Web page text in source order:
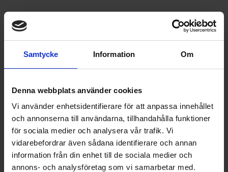
Samtycke Information Om
Denna webbplats använder cookies
Vi använder enhetsidentifierare för att anpassa innehållet
och annonserna till användarna, tillhandahålla funktioner
för sociala medier och analysera vår trafik. Vi
vidarebefordrar även sådana identifierare och annan
information från din enhet till de sociala medier och
annons- och analysföretag som vi samarbetar med.